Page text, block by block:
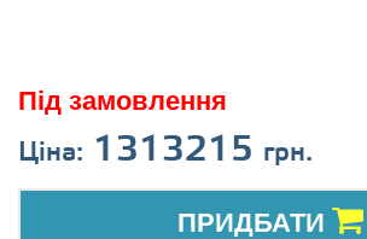
Під замовлення
Ціна: 1313215 грн.
ПРИДБАТИ